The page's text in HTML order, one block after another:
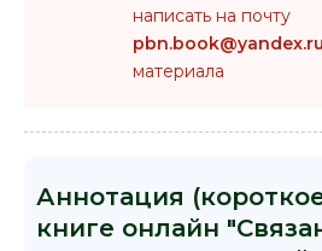
написать на почту
pbn.book@yandex.ru
материала
Аннотация
книге онлайн